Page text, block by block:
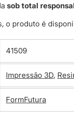
sob total
o produto é
41509
Impressão 3D,
FormFutura